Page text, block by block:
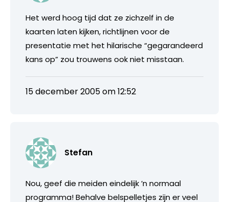
Het werd hoog tijd dat ze zichzelf in de
kaarten laten kijken, richtlijnen voor de
presentatie met het hilarische “gegarandeerd
kans op” zou trouwens ook niet misstaan.
15 december 2005 om 12:52
Stefan
Nou, geef die meiden eindelijk ’n normaal
programma! Behalve belspelletjes zijn er veel